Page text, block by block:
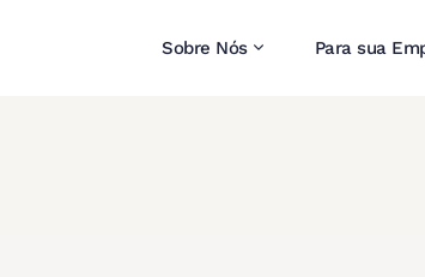
Sobre Nós Para sua